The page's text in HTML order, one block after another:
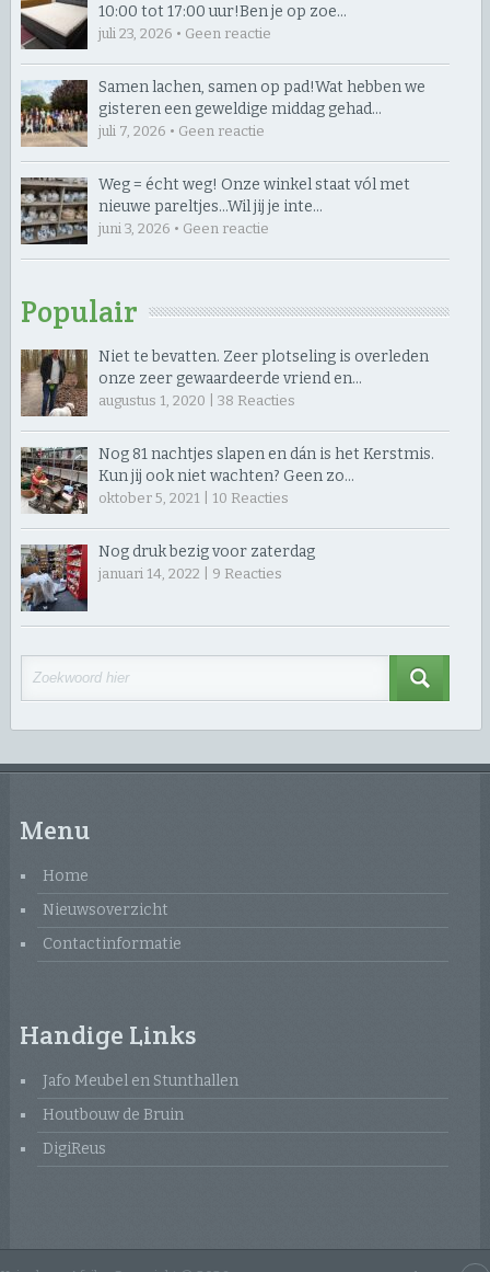
10:00 tot 17:00 uur! ​Ben je op zoe…
juli 23, 2026 • Geen reactie
Samen lachen, samen op pad! ​Wat hebben we
gisteren een geweldige middag gehad…
juli 7, 2026 • Geen reactie
Weg = écht weg! Onze winkel staat vól met
nieuwe pareltjes… ​Wil jij je inte…
juni 3, 2026 • Geen reactie
Populair
Niet te bevatten. Zeer plotseling is overleden
onze zeer gewaardeerde vriend en…
augustus 1, 2020 | 38 Reacties
Nog 81 nachtjes slapen en dán is het Kerstmis.
Kun jij ook niet wachten? Geen zo…
oktober 5, 2021 | 10 Reacties
Nog druk bezig voor zaterdag
januari 14, 2022 | 9 Reacties
Menu
Home
Nieuwsoverzicht
Contactinformatie
Handige Links
Jafo Meubel en Stunthallen
Houtbouw de Bruin
DigiReus